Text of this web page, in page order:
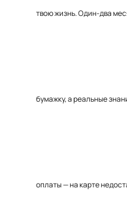
твою жизнь. Один-два
бумажку, а реальные
оплаты — на карте